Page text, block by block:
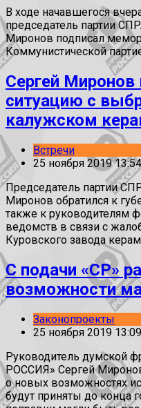
В ходе начавшегося
председатель партии
Миронов подписал
Коммунистической
Сергей Миронов
ситуацию с
калужском
Встречи
25 ноября 2019 13:54
Председатель партии
Миронов обратился к
также к руководителям
ведомств в связи с
Куровского завода
С подачи «СР»
возможности
Законопроекты
25 ноября 2019 13:09
Руководитель думской
РОССИЯ» Сергей
о новых возможностях
будут приняты до конца